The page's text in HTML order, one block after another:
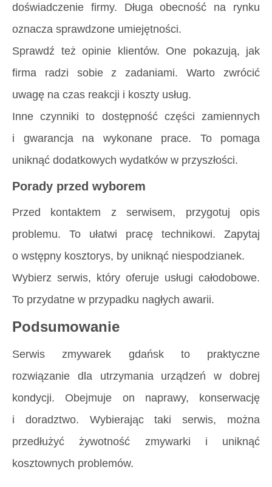
doświadczenie firmy. Długa obecność na rynku
oznacza sprawdzone umiejętności.
Sprawdź też opinie klientów. One pokazują, jak
firma radzi sobie z zadaniami. Warto zwrócić
uwagę na czas reakcji i koszty usług.
Inne czynniki to dostępność części zamiennych
i gwarancja na wykonane prace. To pomaga
uniknąć dodatkowych wydatków w przyszłości.
Porady przed wyborem
Przed kontaktem z serwisem, przygotuj opis
problemu. To ułatwi pracę technikowi. Zapytaj
o wstępny kosztorys, by uniknąć niespodzianek.
Wybierz serwis, który oferuje usługi całodobowe.
To przydatne w przypadku nagłych awarii.
Podsumowanie
Serwis zmywarek gdańsk to praktyczne
rozwiązanie dla utrzymania urządzeń w dobrej
kondycji. Obejmuje on naprawy, konserwację
i doradztwo. Wybierając taki serwis, można
przedłużyć żywotność zmywarki i uniknąć
kosztownych problemów.